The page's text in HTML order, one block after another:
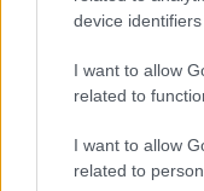
device identifiers
I want to allow
related to
I want to allow
related to